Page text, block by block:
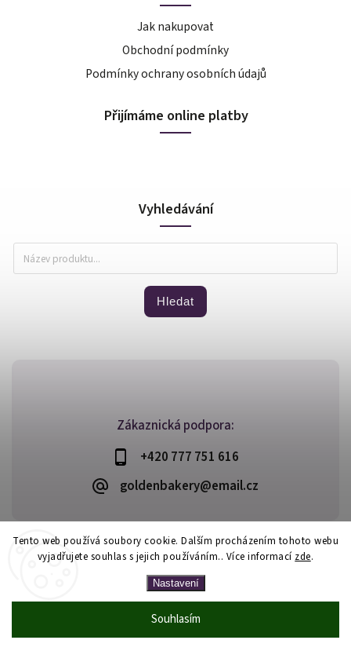
Tento web používá soubory cookie. Dalším procházením tohoto webu
vyjadřujete souhlas s jejich používáním.. Více informací zde.
Nastavení
Souhlasím
Zákaznická podpora:
+420 777 751 616
goldenbakery@email.cz
Jak nakupovat
Obchodní podmínky
Podmínky ochrany osobních údajů
Přijímáme online platby
Vyhledávání
Hledat
Copyright 2026Golden Bakery. Všechna práva vyhrazena.
VytvořilShoptet| Design